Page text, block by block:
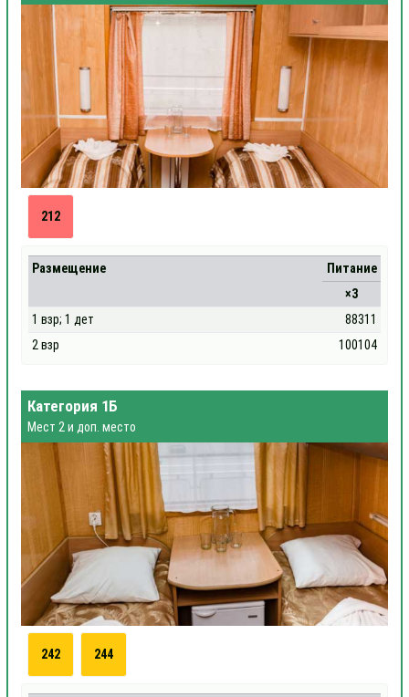
212
Размещение
Питание
×3
1 взр; 1 дет
88311
2 взр
100104
Категория 1Б
Мест 2 и доп. место
242 244